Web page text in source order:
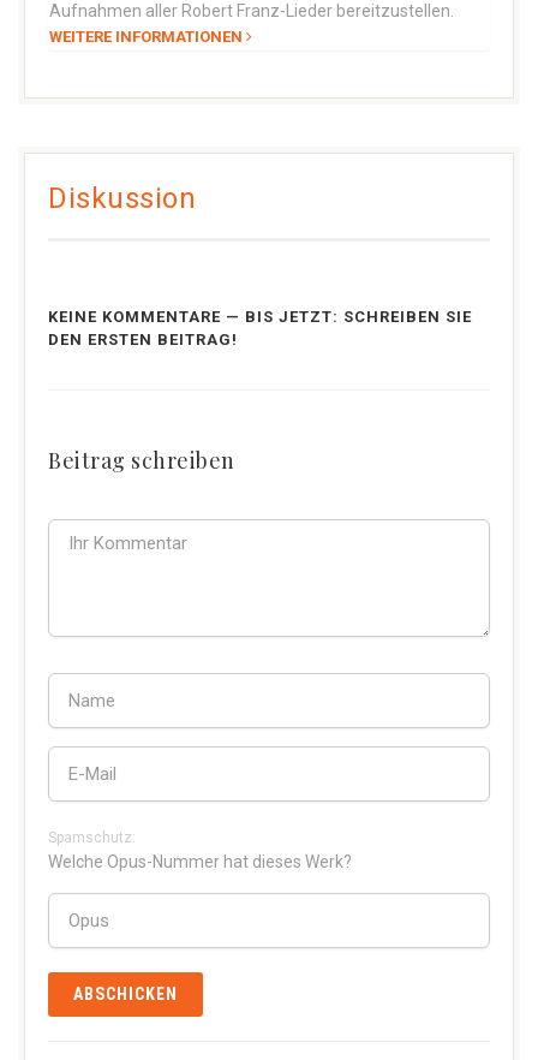
Aufnahmen aller Robert Franz-Lieder bereitzustellen.
WEITERE INFORMATIONEN
Diskussion
KEINE KOMMENTARE — BIS JETZT: SCHREIBEN SIE
DEN ERSTEN BEITRAG!
Beitrag schreiben
Spamschutz:
Welche Opus-Nummer hat dieses Werk?